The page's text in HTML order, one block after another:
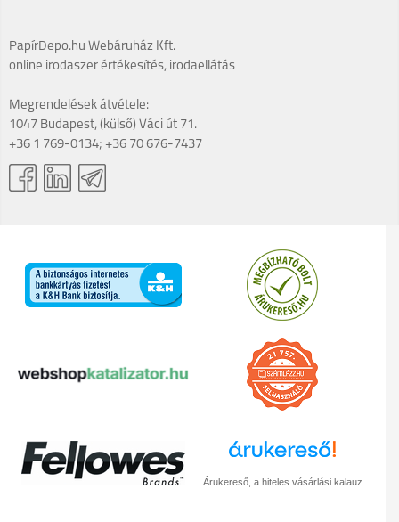
PapírDepo.hu Webáruház Kft.
online irodaszer értékesítés, irodaellátás
Megrendelések átvétele:
1047 Budapest, (külső) Váci út 71.
+36 1 769-0134; +36 70 676-7437
Árukereső, a hiteles vásárlási kalauz